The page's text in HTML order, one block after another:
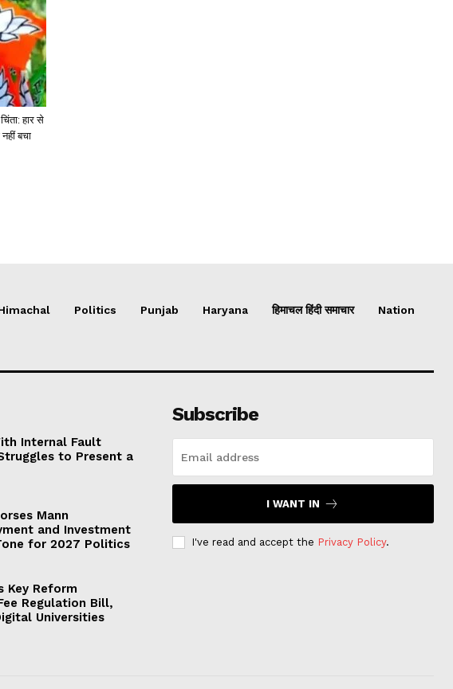
हार से
बचा
Politics Punjab Haryana हिमाचल हिंदी समाचार Nation
Internal Fault
to Present a
Mann
and Investment
for 2027 Politics
Key Reform
Regulation Bill,
Universities
Subscribe
I WANT IN
I've read and accept the Privacy Policy.